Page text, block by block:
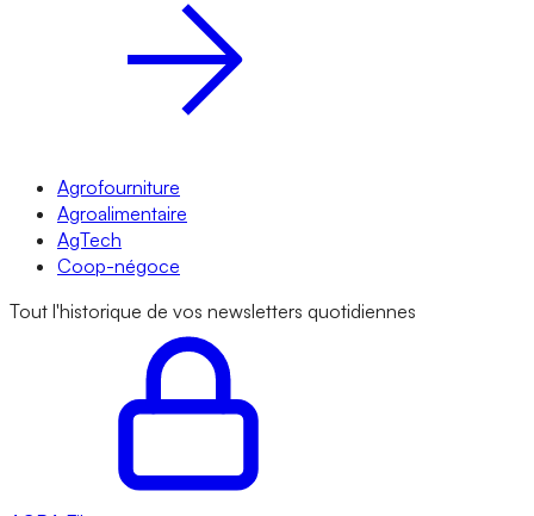
Agrofourniture
Agroalimentaire
AgTech
Coop-négoce
Tout l'historique de vos newsletters quotidiennes